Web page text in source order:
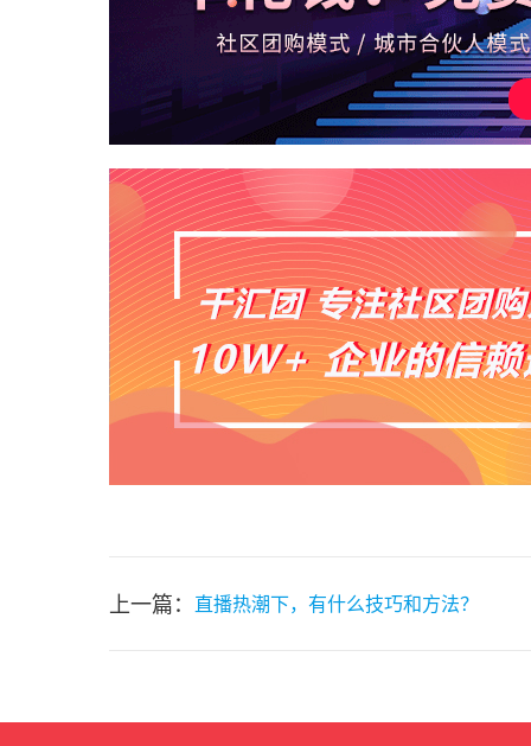
上一篇： 直播热潮下，有什么技巧和方法？